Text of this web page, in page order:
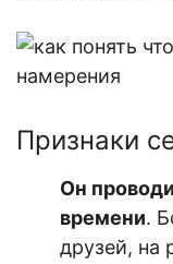
Признаки
Он
времени.
друзей, на